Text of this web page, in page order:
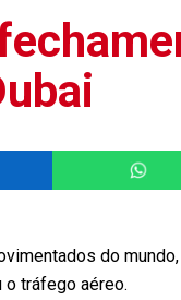
do
o tráfego aéreo.